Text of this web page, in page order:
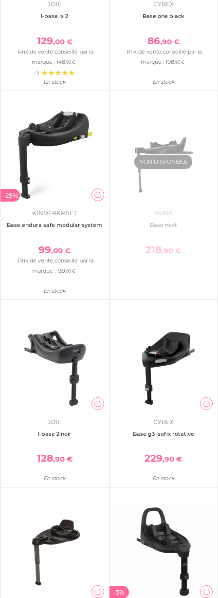
JOIE
I-base lx 2
129,00 €
Prix de vente conseillé par la
marque :148 ,90 €
(1)
En stock
CYBEX
Base one black
86,90 €
Prix de vente conseillé par la
marque : 108,90 €
En stock
-29%
KINDERKRAFT
Base endura safe modular system
99,00 €
Prix de vente conseillé par la
marque : 139 ,00 €
En stock
NON DISPONIBLE
NUNA
Base next
218,90 €
JOIE
I-base 2 noir
128,90 €
En stock
CYBEX
Base g3 isofix rotative
229,90 €
En stock
-5%